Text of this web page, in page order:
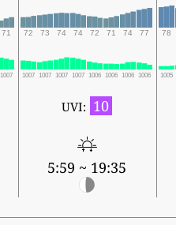
71 72 73 74 74 72 71 74 77 78
1007 1007 1007 1007 1007 1006 1006 1006 1006 1005
UVI: 10
5:59 ~ 19:35